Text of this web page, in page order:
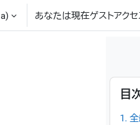
あなたは現在ゲストアク
ブ
目次 を
目
1.